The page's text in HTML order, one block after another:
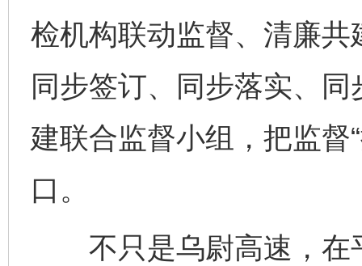
检机构联动监督、清廉共
同步签订、同步落实、
建联合监督小组，把监督
口。
不只是乌尉高速，在